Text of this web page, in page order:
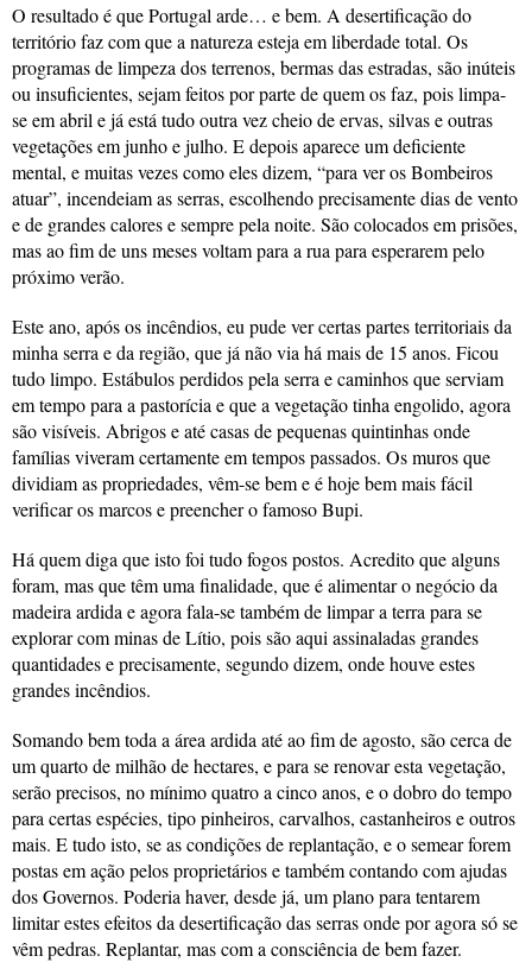
O resultado é que Portugal arde… e bem. A desertificação do
território faz com que a natureza esteja em liberdade total. Os
programas de limpeza dos terrenos, bermas das estradas, são inúteis
ou insuficientes, sejam feitos por parte de quem os faz, pois limpa-
se em abril e já está tudo outra vez cheio de ervas, silvas e outras
vegetações em junho e julho. E depois aparece um deficiente
mental, e muitas vezes como eles dizem, “para ver os Bombeiros
atuar”, incendeiam as serras, escolhendo precisamente dias de vento
e de grandes calores e sempre pela noite. São colocados em prisões,
mas ao fim de uns meses voltam para a rua para esperarem pelo
próximo verão.
Este ano, após os incêndios, eu pude ver certas partes territoriais da
minha serra e da região, que já não via há mais de 15 anos. Ficou
tudo limpo. Estábulos perdidos pela serra e caminhos que serviam
em tempo para a pastorícia e que a vegetação tinha engolido, agora
são visíveis. Abrigos e até casas de pequenas quintinhas onde
famílias viveram certamente em tempos passados. Os muros que
dividiam as propriedades, vêm-se bem e é hoje bem mais fácil
verificar os marcos e preencher o famoso Bupi.
Há quem diga que isto foi tudo fogos postos. Acredito que alguns
foram, mas que têm uma finalidade, que é alimentar o negócio da
madeira ardida e agora fala-se também de limpar a terra para se
explorar com minas de Lítio, pois são aqui assinaladas grandes
quantidades e precisamente, segundo dizem, onde houve estes
grandes incêndios.
Somando bem toda a área ardida até ao fim de agosto, são cerca de
um quarto de milhão de hectares, e para se renovar esta vegetação,
serão precisos, no mínimo quatro a cinco anos, e o dobro do tempo
para certas espécies, tipo pinheiros, carvalhos, castanheiros e outros
mais. E tudo isto, se as condições de replantação, e o semear forem
postas em ação pelos proprietários e também contando com ajudas
dos Governos. Poderia haver, desde já, um plano para tentarem
limitar estes efeitos da desertificação das serras onde por agora só se
vêm pedras. Replantar, mas com a consciência de bem fazer.